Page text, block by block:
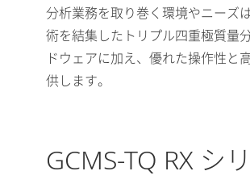
分析業務を取り巻く環境やニーズ
術を結集したトリプル四重極質量
ドウェアに加え、優れた操作性
供します。
GCMS-TQ RX シ